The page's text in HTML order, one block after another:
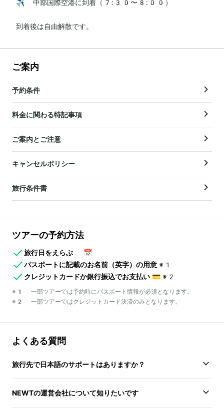
✈️ 中部国際空港に到着（7:30〜8:00）
到着後は自由解散です。
ご案内
予約条件
料金に関わる特記事項
ご案内とご注意
キャンセルポリシー
旅行条件書
ツアーの予約方法
旅行日をえらぶ
📅
パスポートに記載のお名前（英字）の用意 ※1
クレジットカードか銀行振込でお支払い 💳 ※2
※1 一部ツアーでは予約時にパスポート情報が必須となります。
※2 一部ツアーではクレジットカード決済のみとなります。
よくある質問
旅行先で日本語のサポートはありますか？
NEWTの運営会社について知りたいです